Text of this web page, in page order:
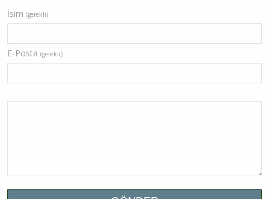
İsim (gerekli)
E-Posta (gerekli)